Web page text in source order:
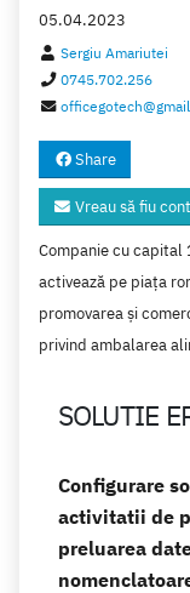
05.04.2023
Sergiu Amariutei
0745.702.256
Share
Vreau să fiu
Companie cu
activează pe piața
promovarea și
privind ambalarea
SOLUTIE
Configurare
activitatii de
preluarea